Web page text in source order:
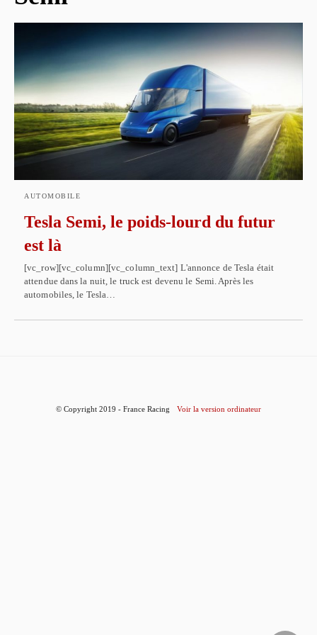
AUTOMOBILE
Tesla Semi, le poids-lourd du futur
est là
[vc_row][vc_column][vc_column_text] L'annonce de Tesla était
attendue dans la nuit, le truck est devenu le Semi. Après les
automobiles, le Tesla…
© Copyright 2019 - France Racing Voir la version ordinateur